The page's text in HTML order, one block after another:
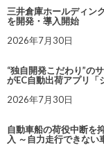
三井倉庫ホールディン
を開発・導入開始
2026年7月30日
“独自開発こだわり”の
がEC自動出荷アプリ「
2026年7月30日
自動車船の荷役中断を
入 ～自力走行できない